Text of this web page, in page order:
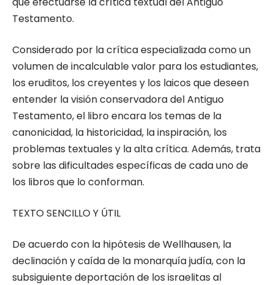
Testamento.
Considerado por la crítica especializada como un
volumen de incalculable valor para los estudiantes,
los eruditos, los creyentes y los laicos que deseen
entender la visión conservadora del Antiguo
Testamento, el libro encara los temas de la
canonicidad, la historicidad, la inspiración, los
problemas textuales y la alta crítica. Además, trata
sobre las dificultades específicas de cada uno de
los libros que lo conforman.
TEXTO SENCILLO Y ÚTIL
De acuerdo con la hipótesis de Wellhausen, la
declinación y caída de la monarquía judía, con la
subsiguiente deportación de los israelitas al